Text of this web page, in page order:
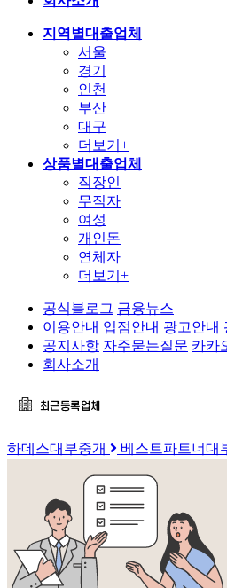
지역별대출업체
서울
경기
인천
부산
대구
더보기+
상품별대출업체
직장인
무직자
여성
개인돈
연체자
더보기+
공식블로그 금융뉴스
이용안내 입점안내 광고안내
공지사항 자주묻는질문 카카
회사소개
하데스대부중개 베스트파트너대